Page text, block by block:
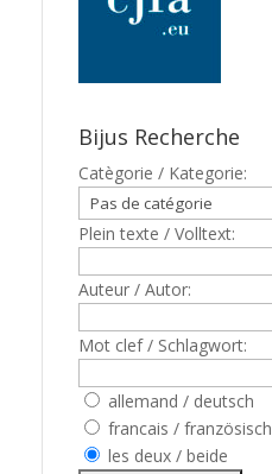
Bijus Recherche
Catègorie / Kategorie:
Plein texte / Volltext:
Auteur / Autor:
Mot clef / Schlagwort:
allemand / deutsch
francais / französisch
les deux / beide